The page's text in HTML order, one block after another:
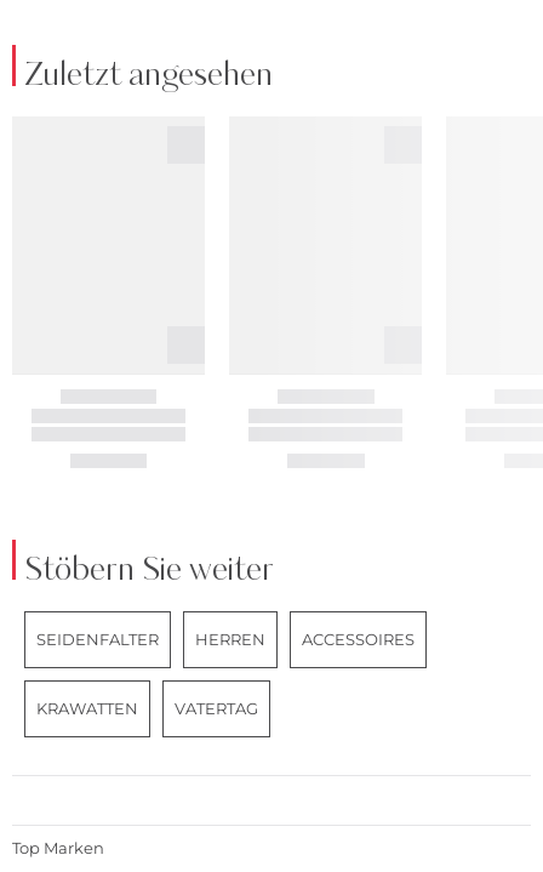
Zuletzt angesehen
Stöbern Sie weiter
SEIDENFALTER HERREN ACCESSOIRES
KRAWATTEN VATERTAG
Top Marken